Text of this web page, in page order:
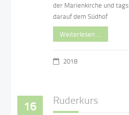
der Marienkirche und tags
darauf dem Südhof
Weiterlesen …
2018
16 Ruderkurs